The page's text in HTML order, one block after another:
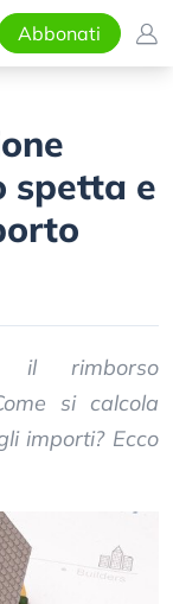
Abbonati
spetta e
rimborso
si calcola
importi? Ecco